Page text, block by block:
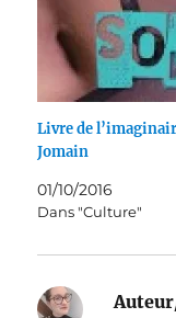
Livre de
Jomain
01/10/2016
Dans "Culture"